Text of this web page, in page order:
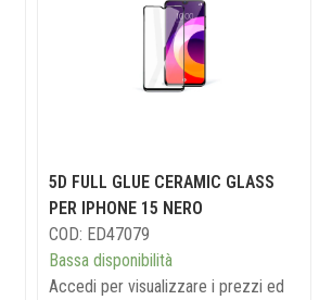
5D FULL GLUE CERAMIC GLASS
PER IPHONE 15 NERO
COD: ED47079
Bassa disponibilità
Accedi per visualizzare i prezzi ed